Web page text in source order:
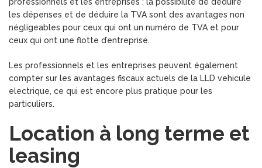
les dépenses et de déduire la TVA sont des avantages non
négligeables pour ceux qui ont un numéro de TVA et pour
ceux qui ont une flotte d’entreprise.
Les professionnels et les entreprises peuvent également
compter sur les avantages fiscaux actuels de la LLD vehicule
electrique, ce qui est encore plus pratique pour les
particuliers.
Location à long terme et
leasing